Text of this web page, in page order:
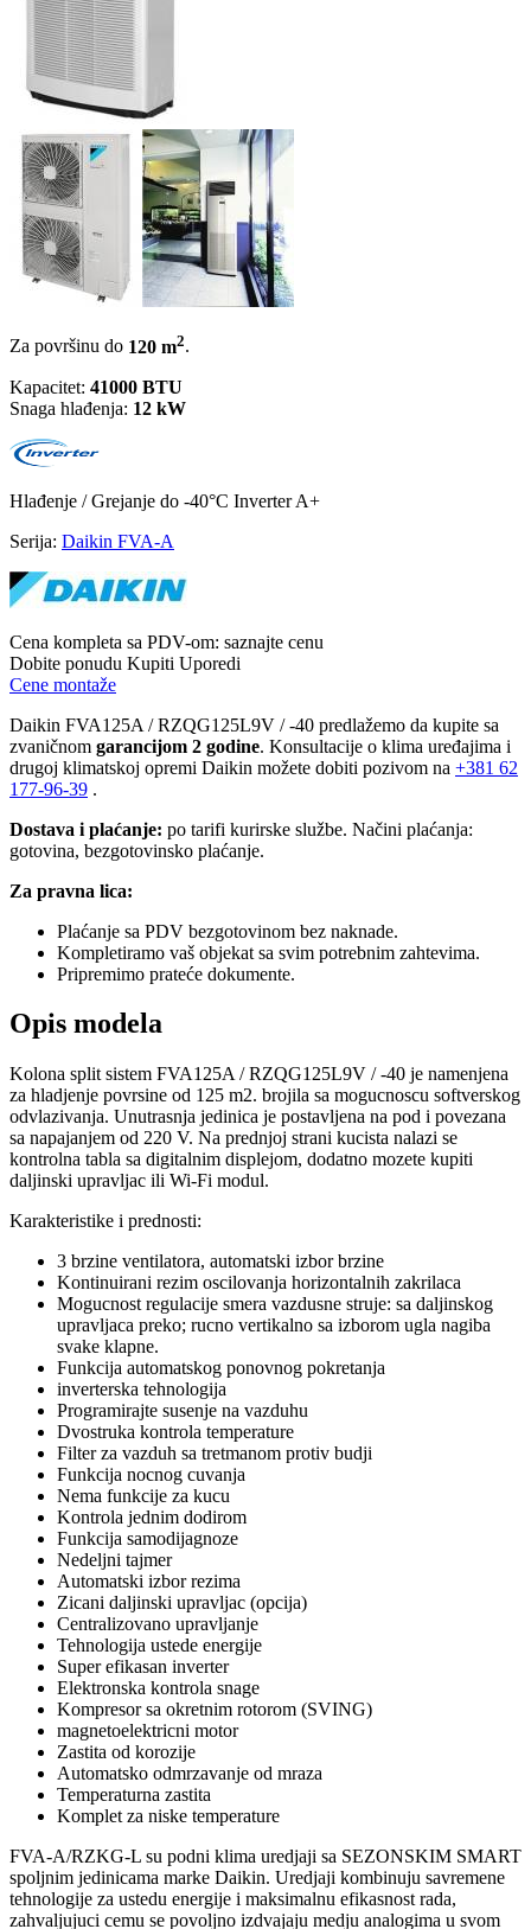
Za površinu do 120 m2.
Kapacitet: 41000 BTU
Snaga hlađenja: 12 kW
Hlađenje / Grejanje do -40°C Inverter A+
Serija: Daikin FVA-A
Cena kompleta sa PDV-om: saznajte cenu
Dobite ponudu Kupiti Uporedi
Cene montaže
Daikin FVA125A / RZQG125L9V / -40 predlažemo da kupite sa
zvaničnom garancijom 2 godine. Konsultacije o klima uređajima i
drugoj klimatskoj opremi Daikin možete dobiti pozivom na +381 62
177-96-39 .
Dostava i plaćanje: po tarifi kurirske službe. Načini plaćanja:
gotovina, bezgotovinsko plaćanje.
Za pravna lica:
Plaćanje sa PDV bezgotovinom bez naknade.
Kompletiramo vaš objekat sa svim potrebnim zahtevima.
Pripremimo prateće dokumente.
Opis modela
Kolona split sistem FVA125A / RZQG125L9V / -40 je namenjena
za hladjenje povrsine od 125 m2. brojila sa mogucnoscu softverskog
odvlazivanja. Unutrasnja jedinica je postavljena na pod i povezana
sa napajanjem od 220 V. Na prednjoj strani kucista nalazi se
kontrolna tabla sa digitalnim displejom, dodatno mozete kupiti
daljinski upravljac ili Wi-Fi modul.
Karakteristike i prednosti:
3 brzine ventilatora, automatski izbor brzine
Kontinuirani rezim oscilovanja horizontalnih zakrilaca
Mogucnost regulacije smera vazdusne struje: sa daljinskog
upravljaca preko; rucno vertikalno sa izborom ugla nagiba
svake klapne.
Funkcija automatskog ponovnog pokretanja
inverterska tehnologija
Programirajte susenje na vazduhu
Dvostruka kontrola temperature
Filter za vazduh sa tretmanom protiv budji
Funkcija nocnog cuvanja
Nema funkcije za kucu
Kontrola jednim dodirom
Funkcija samodijagnoze
Nedeljni tajmer
Automatski izbor rezima
Zicani daljinski upravljac (opcija)
Centralizovano upravljanje
Tehnologija ustede energije
Super efikasan inverter
Elektronska kontrola snage
Kompresor sa okretnim rotorom (SVING)
magnetoelektricni motor
Zastita od korozije
Automatsko odmrzavanje od mraza
Temperaturna zastita
Komplet za niske temperature
FVA-A/RZKG-L su podni klima uredjaji sa SEZONSKIM SMART
spoljnim jedinicama marke Daikin. Uredjaji kombinuju savremene
tehnologije za ustedu energije i maksimalnu efikasnost rada,
zahvaljujuci cemu se povoljno izdvajaju medju analogima u svom